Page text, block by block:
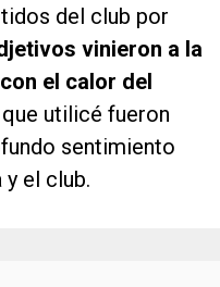
del club por
vinieron a la
el calor del
utilicé fueron
sentimiento
el club.